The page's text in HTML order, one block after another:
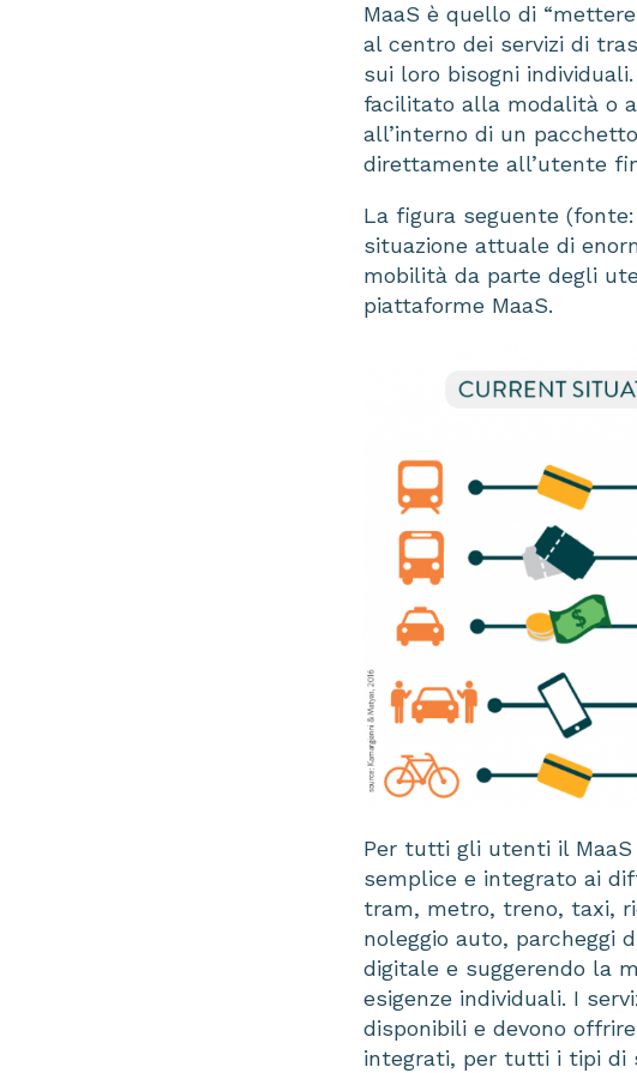
MaaS è quello di
al centro dei servizi di
sui loro bisogni
facilitato alla modalità o
all’interno di un
direttamente all’utente
La figura seguente (fonte:
situazione attuale di
mobilità da parte degli
piattaforme MaaS.
Per tutti gli utenti il
semplice e integrato ai
tram, metro, treno, taxi,
noleggio auto, parcheggi
digitale e suggerendo la
esigenze individuali. I
disponibili e devono
integrati, per tutti i tipi di